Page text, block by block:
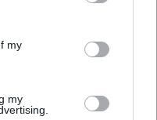
its third-party tags to
in below Google
my
my
Σχολιασμένα
στα παιδιά να τα